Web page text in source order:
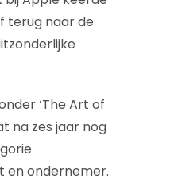
terug naar de
‘The Art of
na zes jaar nog
en ondernemer.